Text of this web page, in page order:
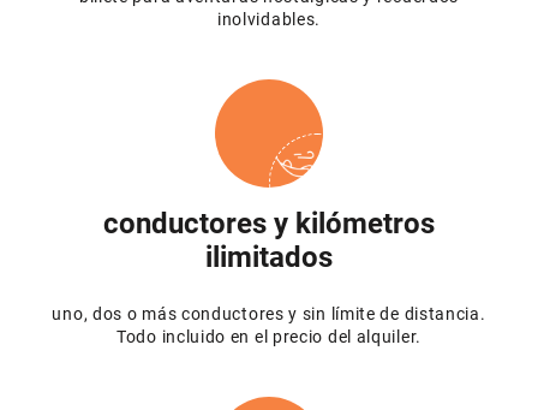
inolvidables.
conductores y kilómetros
ilimitados
uno, dos o más conductores y sin límite de distancia.
Todo incluido en el precio del alquiler.